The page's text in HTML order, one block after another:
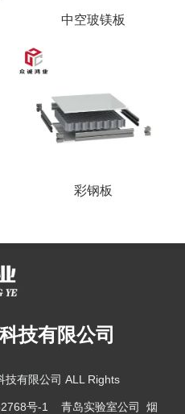
中空玻镁板
彩钢板
技有限公司
有限公司 ALL Rights
号-1 青岛实验室公司 烟